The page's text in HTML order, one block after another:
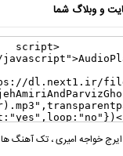
و وبلاگ شما
ایرج خواجه امیری،تک آهنگ ها